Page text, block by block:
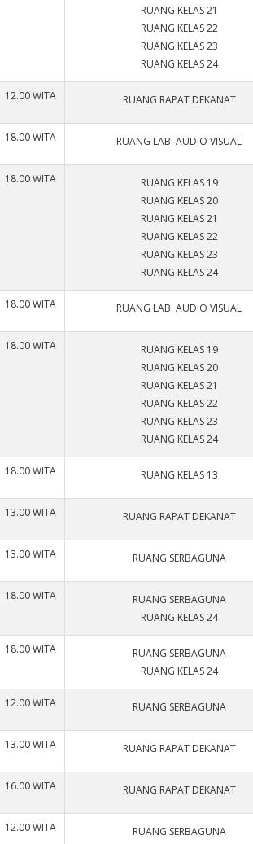
RUANG KELAS 21
RUANG KELAS 22
RUANG KELAS 23
RUANG KELAS 24
12.00 WITA RUANG RAPAT DEKANAT
18.00 WITA RUANG LAB. AUDIO VISUAL
18.00 WITA
RUANG KELAS 19
RUANG KELAS 20
RUANG KELAS 21
RUANG KELAS 22
RUANG KELAS 23
RUANG KELAS 24
18.00 WITA RUANG LAB. AUDIO VISUAL
18.00 WITA
RUANG KELAS 19
RUANG KELAS 20
RUANG KELAS 21
RUANG KELAS 22
RUANG KELAS 23
RUANG KELAS 24
18.00 WITA RUANG KELAS 13
13.00 WITA RUANG RAPAT DEKANAT
13.00 WITA RUANG SERBAGUNA
18.00 WITA
RUANG SERBAGUNA
RUANG KELAS 24
18.00 WITA
RUANG SERBAGUNA
RUANG KELAS 24
12.00 WITA RUANG SERBAGUNA
13.00 WITA RUANG RAPAT DEKANAT
16.00 WITA RUANG RAPAT DEKANAT
12.00 WITA RUANG SERBAGUNA